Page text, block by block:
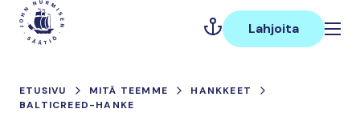
Hyppää
sisältöön
Päävalikko
Lahjoita
ETUSIVU MITÄ TEEMME
HANKKEET
BALTICREED-HANKE